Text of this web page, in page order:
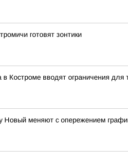
готовят зонтики
Костроме вводят ограничения для
Новый меняют с опережением